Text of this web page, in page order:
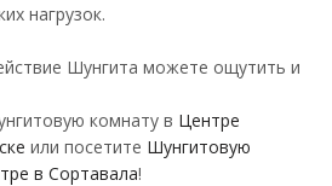
нагрузок.
Шунгита можете ощутить и
комнату в Центре
или посетите Шунгитовую
в Сортавала!